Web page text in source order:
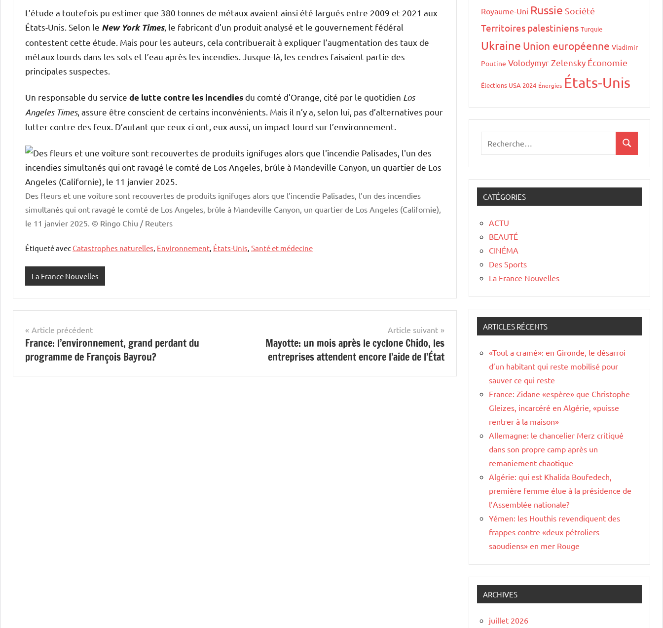
L’étude a toutefois pu estimer que 380 tonnes de métaux avaient ainsi été largués entre 2009 et 2021 aux
États-Unis. Selon le New York Times, le fabricant d’un produit analysé et le gouvernement fédéral
contestent cette étude. Mais pour les auteurs, cela contribuerait à expliquer l’augmentation des taux de
métaux lourds dans les sols et l’eau après les incendies. Jusque-là, les cendres faisaient partie des
principales suspectes.
Un responsable du service de lutte contre les incendiesdu comté d’Orange, cité par le quotidien Los
Angeles Times, assure être conscient de certains inconvénients. Mais il n’y a, selon lui, pas d’alternatives pour
lutter contre des feux. D’autant que ceux-ci ont, eux aussi, un impact lourd sur l’environnement.
Des fleurs et une voiture sont recouvertes de produits ignifuges alors que l’incendie Palisades, l’un des incendies
simultanés qui ont ravagé le comté de Los Angeles, brûle à Mandeville Canyon, un quartier de Los Angeles (Californie),
le 11 janvier 2025. © Ringo Chiu / Reuters
Étiqueté avec Catastrophes naturelles, Environnement, États-Unis, Santé et médecine
La France Nouvelles
Navigation
de
l’article
Article précédent
France: l’environnement, grand perdant du
programme de François Bayrou?
Article suivant
Mayotte: un mois après le cyclone Chido, les
entreprises attendent encore l’aide de l’État
Royaume-Uni Russie Société
Territoires palestiniens Turquie
Ukraine Union européenne Vladimir
Poutine Volodymyr Zelensky Économie
Élections USA 2024 Énergies États-Unis
CATÉGORIES
ACTU
BEAUTÉ
CINÉMA
Des Sports
La France Nouvelles
ARTICLES RÉCENTS
«Tout a cramé»: en Gironde, le désarroi
d’un habitant qui reste mobilisé pour
sauver ce qui reste
France: Zidane «espère» que Christophe
Gleizes, incarcéré en Algérie, «puisse
rentrer à la maison»
Allemagne: le chancelier Merz critiqué
dans son propre camp après un
remaniement chaotique
Algérie: qui est Khalida Boufedech,
première femme élue à la présidence de
l’Assemblée nationale?
Yémen: les Houthis revendiquent des
frappes contre «deux pétroliers
saoudiens» en mer Rouge
ARCHIVES
juillet 2026